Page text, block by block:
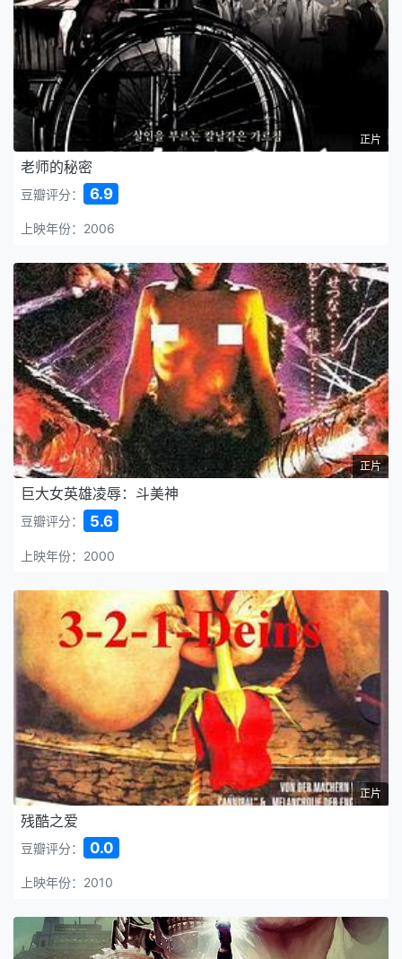
正片
老师的秘密
豆瓣评分： 6.9
上映年份：2006
正片
巨大女英雄凌辱：斗美神
豆瓣评分： 5.6
上映年份：2000
正片
残酷之爱
豆瓣评分： 0.0
上映年份：2010